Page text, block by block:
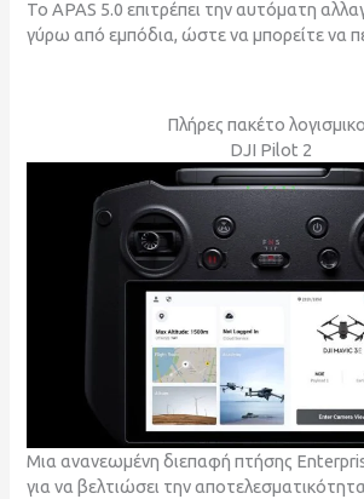
Το APAS 5.0 επιτρέπει την αυτόματη
γύρω από εμπόδια, ώστε να μπορείτε να
Πλήρες πακέτο
DJI Pilot 2
Μια ανανεωμένη διεπαφή πτήσης
για να βελτιώσει την